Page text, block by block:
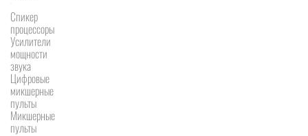
Спикер
процессоры
Усилители
мощности
звука
Цифровые
микшерные
пульты
Микшерные
пульты